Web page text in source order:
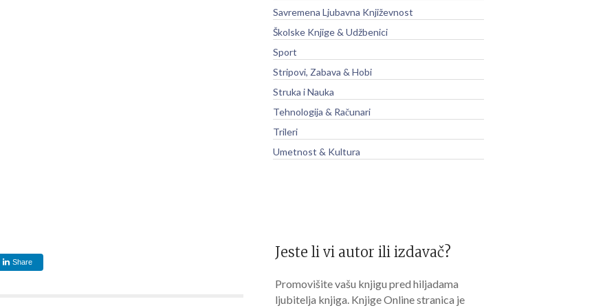
Share
Savremena Ljubavna Književnost
Školske Knjige & Udžbenici
Sport
Stripovi, Zabava & Hobi
Struka i Nauka
Tehnologija & Računari
Trileri
Umetnost & Kultura
Jeste li vi autor ili izdavač?
Promovišite vašu knjigu pred hiljadama
ljubitelja knjiga. Knjige Online stranica je